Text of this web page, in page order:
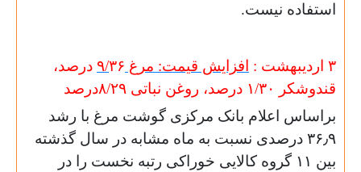
استفاده نیست.
۳ اردیبهشت : افزایش قیمت: مرغ ۹/۳۶
درصد،
قندوشکر
۱/۳۰ درصد، روغن نباتی ۸/۲۹
درصد
براساس اعلام بانک مرکزی گوشت مرغ با رشد
۳۶٫۹ درصدی نسبت به ماه مشابه در سال گذشته
بین ۱۱ گروه کالایی خوراکی رتبه نخست را در